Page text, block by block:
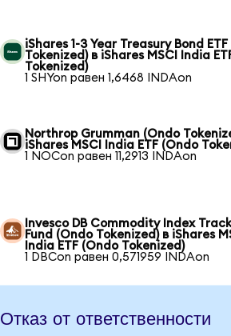
iShares 1-3 Year Treasury Bond
Tokenized) в iShares MSCI India
Tokenized)
1 SHYon равен 1,6468 INDAon
Northrop Grumman (Ondo
iShares MSCI India ETF (Ondo
1 NOCon равен 11,2913 INDAon
Invesco DB Commodity Index
Fund (Ondo Tokenized) в iShares
India ETF (Ondo Tokenized)
1 DBCon равен 0,571959 INDAon
Отказ от ответственности